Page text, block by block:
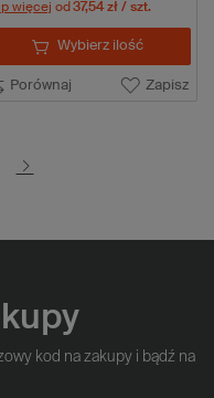
więcej od 37,54 zł / szt.
Porównaj Zapisz
Wybierz ilość
kod na zakupy i bądź na